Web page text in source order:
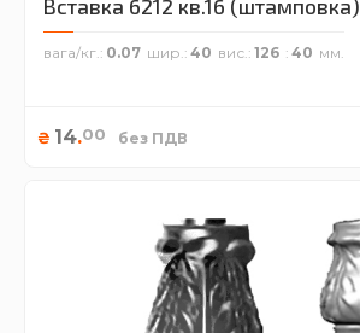
Вставка 6212 кв.16 (штамповка)
вага/кг. 0.07 шир. 40 вис. 126 40
₴ 14.00 без ПДВ